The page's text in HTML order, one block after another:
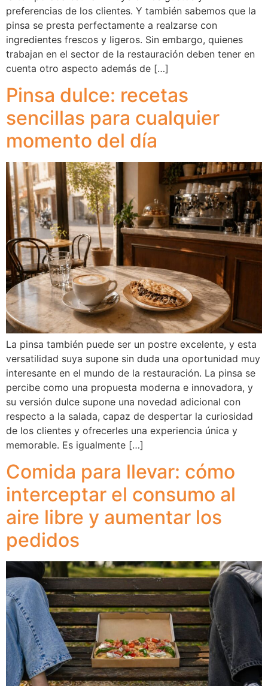
preferencias de los clientes. Y también sabemos que la
pinsa se presta perfectamente a realzarse con
ingredientes frescos y ligeros. Sin embargo, quienes
trabajan en el sector de la restauración deben tener en
cuenta otro aspecto además de […]
Pinsa dulce: recetas
sencillas para cualquier
momento del día
La pinsa también puede ser un postre excelente, y esta
versatilidad suya supone sin duda una oportunidad muy
interesante en el mundo de la restauración. La pinsa se
percibe como una propuesta moderna e innovadora, y
su versión dulce supone una novedad adicional con
respecto a la salada, capaz de despertar la curiosidad
de los clientes y ofrecerles una experiencia única y
memorable. Es igualmente […]
Comida para llevar: cómo
interceptar el consumo al
aire libre y aumentar los
pedidos